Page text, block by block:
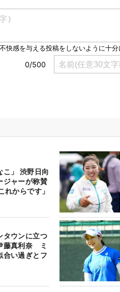
こ」 渋野日向
ジャーが称賛
れからです」
タウンに立つ
藤真利奈 ミ
合い過ぎとフ